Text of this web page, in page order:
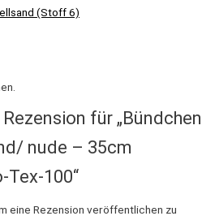
(Stoff 6)
für „Bündchen
nude – 35cm
Tex-100“
eine Rezension veröffentlichen zu